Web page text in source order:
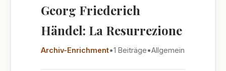
Georg Friederich
Händel: La Resurrezione
Archiv-Enrichment•1 Beiträge•Allgemein